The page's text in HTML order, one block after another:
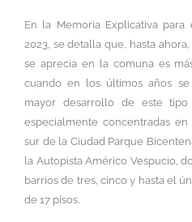
En la Memoria Explicativa
2023, se detalla que, hasta
se aprecia en la comuna es
cuando en los últimos años
mayor desarrollo de este tipo
especialmente concentradas
sur de la Ciudad Parque
la Autopista Américo Vespucio,
barrios de tres, cinco y hasta el
de 17 pisos.